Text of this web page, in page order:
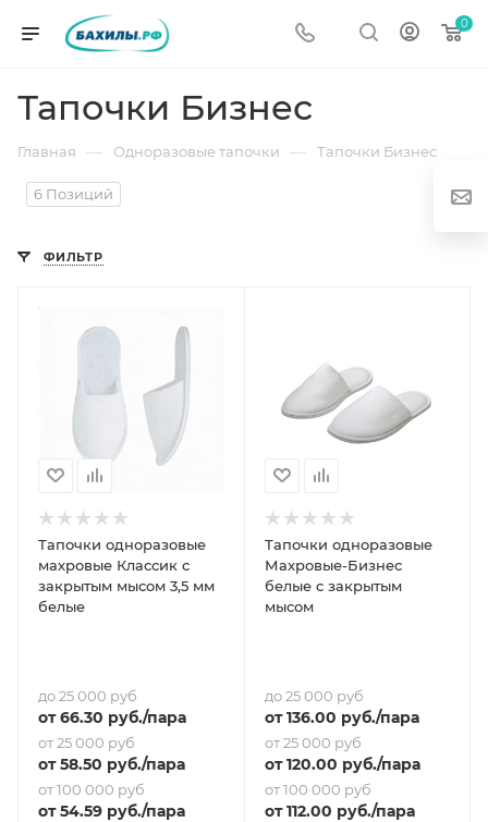
0
Тапочки Бизнес
6 Позиций
Главная — Одноразовые тапочки — Тапочки Бизнес
ФИЛЬТР
Тапочки одноразовые
махровые Классик с
закрытым мысом 3,5 мм
белые
до 25 000 руб
от66.30 руб./пара
от 25 000 руб
от58.50 руб./пара
от 100 000 руб
от54.59 руб./пара
Тапочки одноразовые
Махровые-Бизнес
белые с закрытым
мысом
до 25 000 руб
от136.00 руб./пара
от 25 000 руб
от120.00 руб./пара
от 100 000 руб
от112.00 руб./пара